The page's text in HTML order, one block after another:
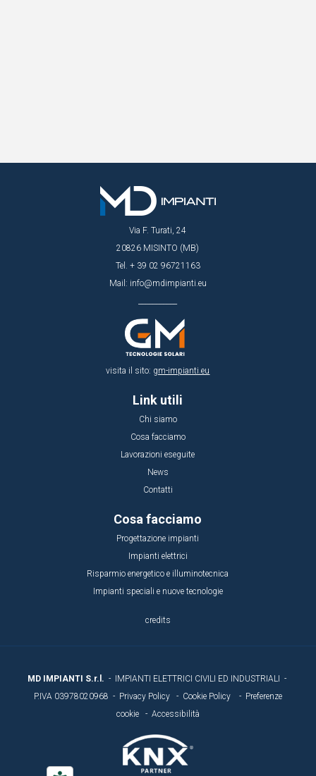
Via F. Turati, 24
20826 MISINTO (MB)
Tel. + 39 02 96721163
Mail: info@mdimpianti.eu
visita il sito: gm-impianti.eu
Link utili
Chi siamo
Cosa facciamo
Lavorazioni eseguite
News
Contatti
Cosa facciamo
Progettazione impianti
Impianti elettrici
Risparmio energetico e illuminotecnica
Impianti speciali e nuove tecnologie
credits
MD IMPIANTI S.r.l. - IMPIANTI ELETTRICI CIVILI ED INDUSTRIALI -
P.IVA 03978020968 - Privacy Policy - Cookie Policy - Preferenze
cookie
- Accessibilità